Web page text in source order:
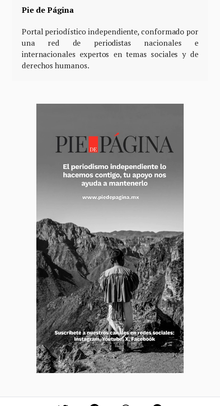
Pie de Página
Portal periodístico independiente, conformado por
una red de periodistas nacionales e
internacionales expertos en temas sociales y de
derechos humanos.